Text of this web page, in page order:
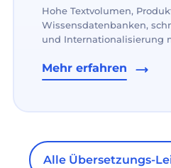
Hohe Textvolumen,
Wissensdatenbanken,
und Internationalisierung
Mehr erfahren
Alle Übersetzungs-